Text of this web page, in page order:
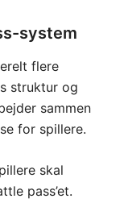
system
flere
struktur og
sammen
for spillere.
skal
pass’et.